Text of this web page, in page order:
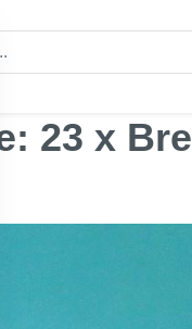
23 x